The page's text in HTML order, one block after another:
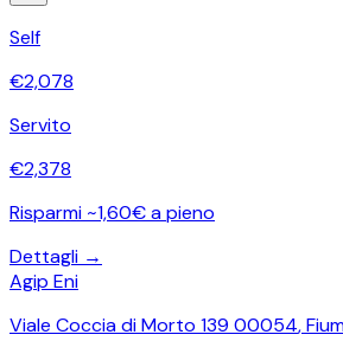
Self
€2,078
Servito
€2,378
Risparmi ~1,60€ a pieno
Dettagli →
Agip Eni
Viale Coccia di Morto 139 00054,